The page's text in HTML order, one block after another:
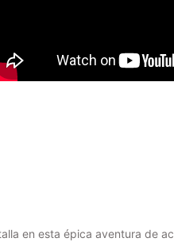
en esta épica aventura de